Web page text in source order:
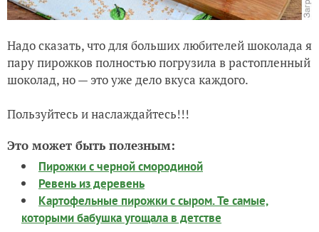
Надо сказать, что для больших любителей шоколада я
пару пирожков полностью погрузила в растопленный
шоколад, но — это уже дело вкуса каждого.
Пользуйтесь и наслаждайтесь!!!
Это может быть полезным:
Пирожки с черной смородиной
Ревень из деревень
Картофельные пирожки с сыром. Те самые,
которыми бабушка угощала в детстве